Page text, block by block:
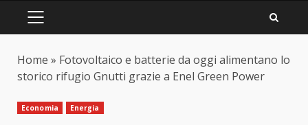
PRIMARY
Home » Fotovoltaico e batterie da oggi alimentano lo
storico rifugio Gnutti grazie a Enel Green Power
Economia Energia